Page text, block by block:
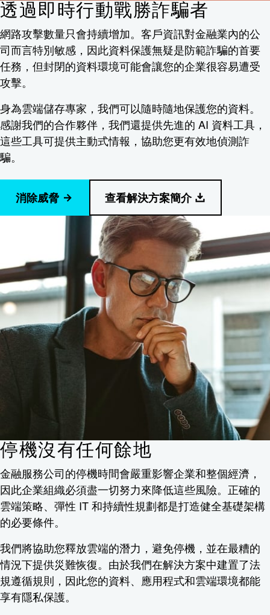
透過即時行動戰勝詐騙者
網路攻擊數量只會持續增加。客戶資訊對金融業內的公
司而言特別敏感，因此資料保護無疑是防範詐騙的首要
任務，但封閉的資料環境可能會讓您的企業很容易遭受
攻擊。
身為雲端儲存專家，我們可以隨時隨地保護您的資料。
感謝我們的合作夥伴，我們還提供先進的 AI 資料工具，
這些工具可提供主動式情報，協助您更有效地偵測詐
騙。
消除威脅 查看解決方案簡介
停機沒有任何餘地
金融服務公司的停機時間會嚴重影響企業和整個經濟，
因此企業組織必須盡一切努力來降低這些風險。正確的
雲端策略、彈性 IT 和持續性規劃都是打造健全基礎架構
的必要條件。
我們將協助您釋放雲端的潛力，避免停機，並在最糟的
情況下提供災難恢復。由於我們在解決方案中建置了法
規遵循規則，因此您的資料、應用程式和雲端環境都能
享有隱私保護。